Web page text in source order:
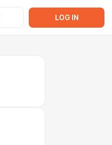
LOG IN